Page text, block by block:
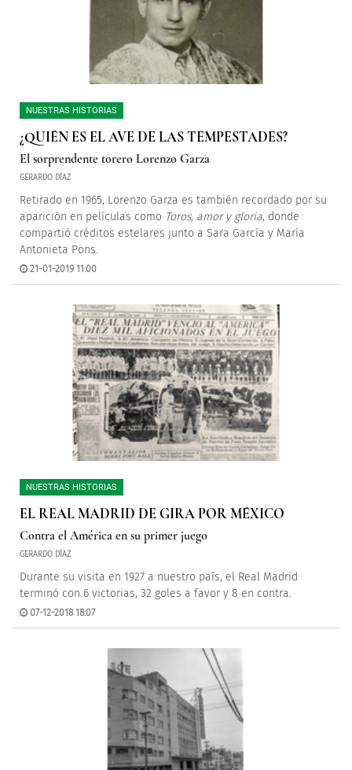
NUESTRAS HISTORIAS
¿QUIÉN ES EL AVE DE LAS TEMPESTADES?
El sorprendente torero Lorenzo Garza
GERARDO DÍAZ
Retirado en 1965, Lorenzo Garza es también recordado por su
aparición en películas como Toros, amor y gloria, donde
compartió créditos estelares junto a Sara García y María
Antonieta Pons.
21-01-2019 11:00
NUESTRAS HISTORIAS
EL REAL MADRID DE GIRA POR MÉXICO
Contra el América en su primer juego
GERARDO DÍAZ
Durante su visita en 1927 a nuestro país, el Real Madrid
terminó con 6 victorias, 32 goles a favor y 8 en contra.
07-12-2018 18:07